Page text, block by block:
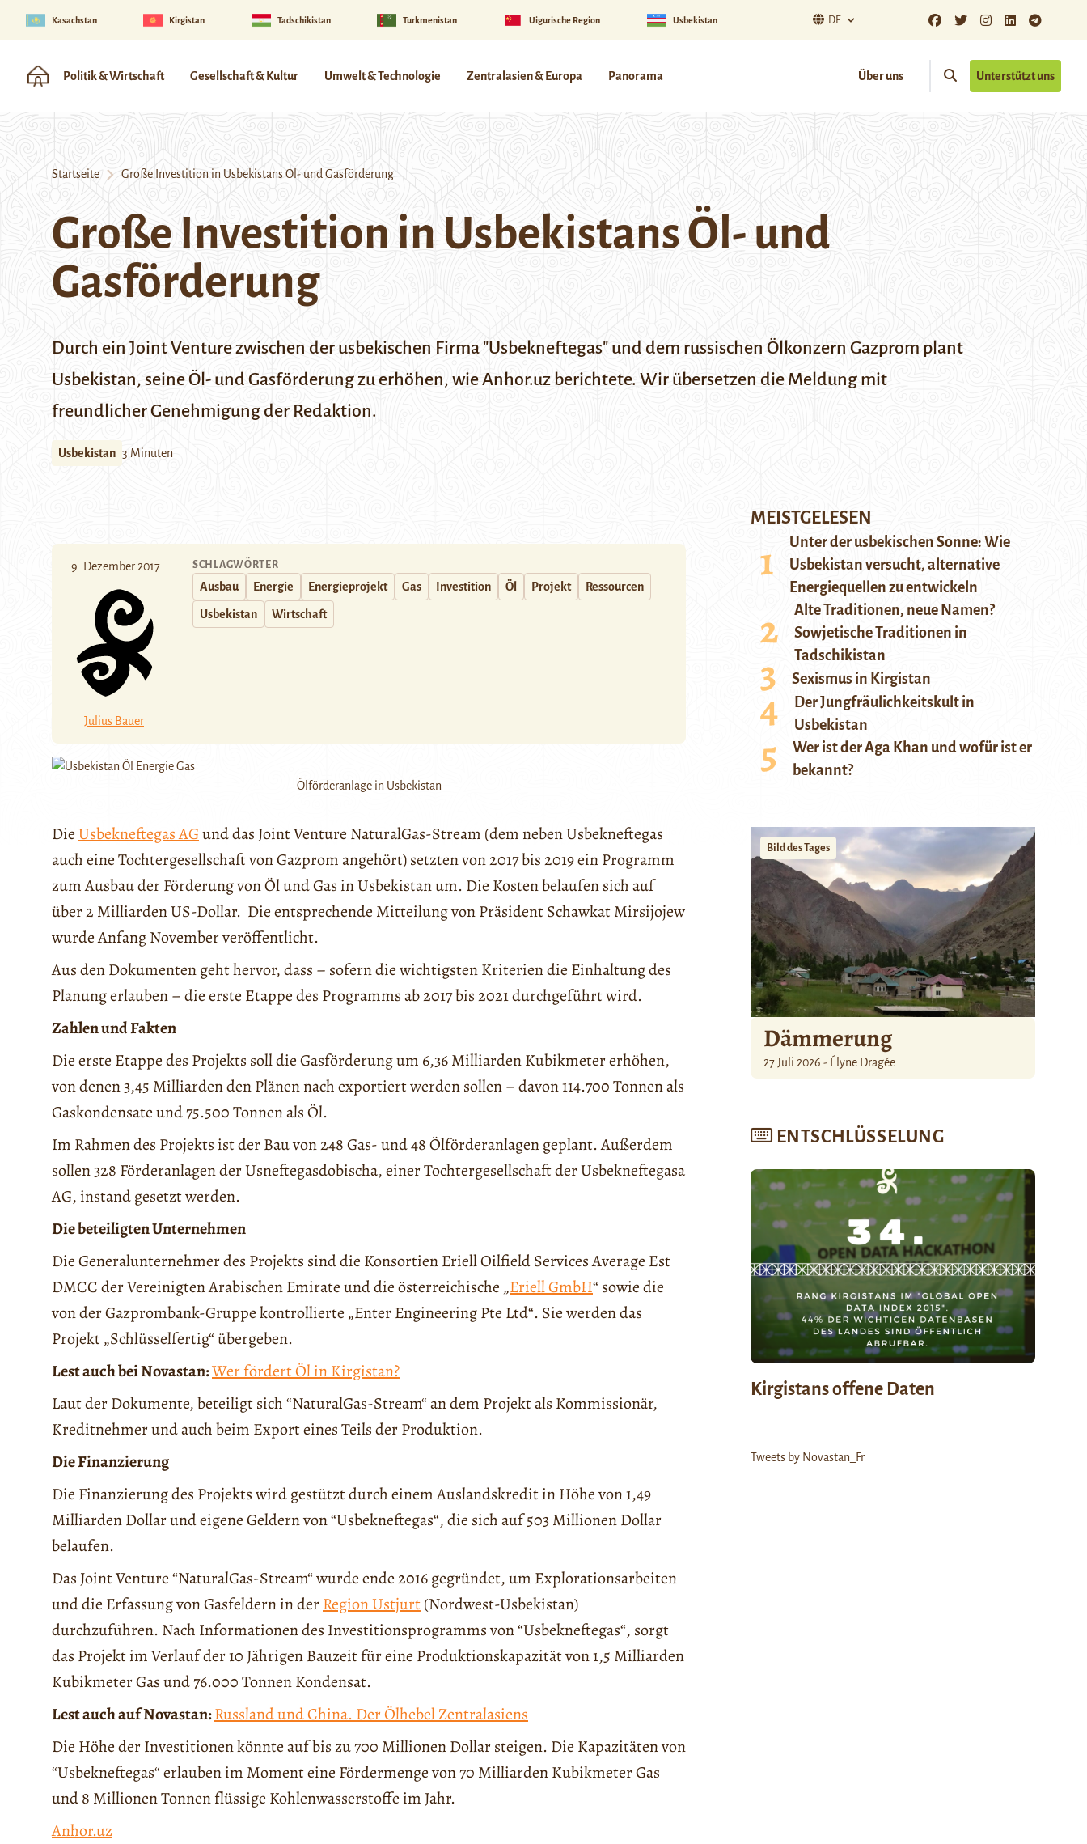
Kasachstan Kirgistan Tadschikistan Turkmenistan Uigurische Region Usbekistan DE
Politik & Wirtschaft Gesellschaft & Kultur Umwelt & Technologie Zentralasien & Europa Panorama Über uns Unterstützt uns
Startseite Große Investition in Usbekistans Öl- und Gasförderung
Große Investition in Usbekistans Öl- und
Gasförderung
Durch ein Joint Venture zwischen der usbekischen Firma "Usbekneftegas" und dem russischen Ölkonzern Gazprom plant
Usbekistan, seine Öl- und Gasförderung zu erhöhen, wieAnhor.uz berichtete. Wir übersetzen die Meldung mit
freundlicher Genehmigung der Redaktion.
Usbekistan 3 Minuten
9. Dezember 2017
Julius Bauer
SCHLAGWÖRTER
Ausbau Energie Energieprojekt Gas Investition Öl Projekt Ressourcen
Usbekistan Wirtschaft
Ölförderanlage in Usbekistan
DieUsbekneftegas AGund das Joint Venture NaturalGas-Stream (dem neben Usbekneftegas
auch eine Tochtergesellschaft von Gazprom angehört) setzten von 2017 bis 2019 ein Programm
zum Ausbau der Förderung von Öl und Gas in Usbekistan um. Die Kosten belaufen sich auf
über 2 Milliarden US-Dollar. Die entsprechende Mitteilung von Präsident Schawkat Mirsijojew
wurde Anfang November veröffentlicht.
Aus den Dokumenten geht hervor, dass – sofern die wichtigsten Kriterien die Einhaltung des
Planung erlauben – die erste Etappe des Programms ab 2017 bis 2021 durchgeführt wird.
Zahlen und Fakten
Die erste Etappe des Projekts soll die Gasförderung um 6,36 Milliarden Kubikmeter erhöhen,
von denen 3,45 Milliarden den Plänen nach exportiert werden sollen – davon 114.700 Tonnen als
Gaskondensate und 75.500 Tonnen als Öl.
Im Rahmen des Projekts ist der Bau von 248 Gas- und 48 Ölförderanlagen geplant. Außerdem
sollen 328 Förderanlagen der Usneftegasdobischa, einer Tochtergesellschaft der Usbekneftegasa
AG, instand gesetzt werden.
Die beteiligten Unternehmen
Die Generalunternehmer des Projekts sind die Konsortien Eriell Oilfield Services Average Est
DMCC der Vereinigten Arabischen Emirate und die österreichische „Eriell GmbH“ sowie die
von der Gazprombank-Gruppe kontrollierte „Enter Engineering Pte Ltd“. Sie werden das
Projekt „Schlüsselfertig“ übergeben.
Lest auch bei Novastan:Wer fördert Öl in Kirgistan?
Laut der Dokumente, beteiligt sich “NaturalGas-Stream“ an dem Projekt als Kommissionär,
Kreditnehmer und auch beim Export eines Teils der Produktion.
Die Finanzierung
Die Finanzierung des Projekts wird gestützt durch einem Auslandskredit in Höhe von 1,49
Milliarden Dollar und eigene Geldern von “Usbekneftegas“, die sich auf 503 Millionen Dollar
belaufen.
Das Joint Venture “NaturalGas-Stream“ wurde ende 2016 gegründet, um Explorationsarbeiten
und die Erfassung von Gasfeldern in derRegion Ustjurt(Nordwest-Usbekistan)
durchzuführen. Nach Informationen des Investitionsprogramms von “Usbekneftegas“, sorgt
das Projekt im Verlauf der 10 Jährigen Bauzeit für eine Produktionskapazität von 1,5 Milliarden
Kubikmeter Gas und 76.000 Tonnen Kondensat.
Lest auch auf Novastan:Russland und China. Der Ölhebel Zentralasiens
Die Höhe der Investitionen könnte auf bis zu 700 Millionen Dollar steigen. Die Kapazitäten von
“Usbekneftegas“ erlauben im Moment eine Fördermenge von 70 Milliarden Kubikmeter Gas
und 8 Millionen Tonnen flüssige Kohlenwasserstoffe im Jahr.
Anhor.uz
MEISTGELESEN
Unter der usbekischen Sonne: Wie
Usbekistan versucht, alternative
Energiequellen zu entwickeln
Alte Traditionen, neue Namen?
Sowjetische Traditionen in
Tadschikistan
Sexismus in Kirgistan
Der Jungfräulichkeitskult in
Usbekistan
Wer ist der Aga Khan und wofür ist er
bekannt?
Bild des Tages
Dämmerung
27 Juli 2026 - Élyne Dragée
ENTSCHLÜSSELUNG
Kirgistans offene Daten
Tweets by Novastan_Fr